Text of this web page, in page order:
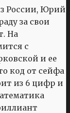
России, Юрий
за свои
На
с
и ее
код от сейфа
из 6 цифр и